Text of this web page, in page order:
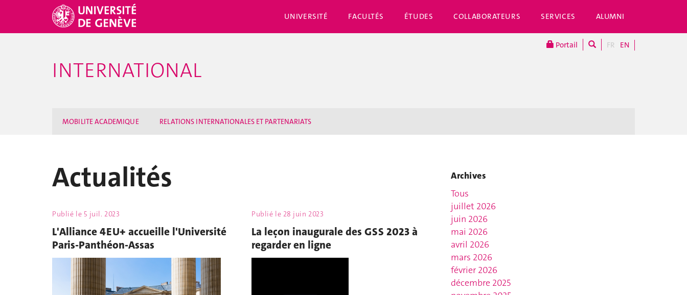
UNIVERSITÉ FACULTÉS ÉTUDES COLLABORATEURS SERVICES ALUMNI
Portail FR EN
INTERNATIONAL
MOBILITE ACADEMIQUE RELATIONS INTERNATIONALES ET PARTENARIATS
Actualités
Publié le 5 juil. 2023
L'Alliance 4EU+ accueille l'Université
Paris-Panthéon-Assas
Publié le 28 juin 2023
La leçon inaugurale des GSS 2023 à
regarder en ligne
Archives
Tous
juillet 2026
juin 2026
mai 2026
avril 2026
mars 2026
février 2026
décembre 2025